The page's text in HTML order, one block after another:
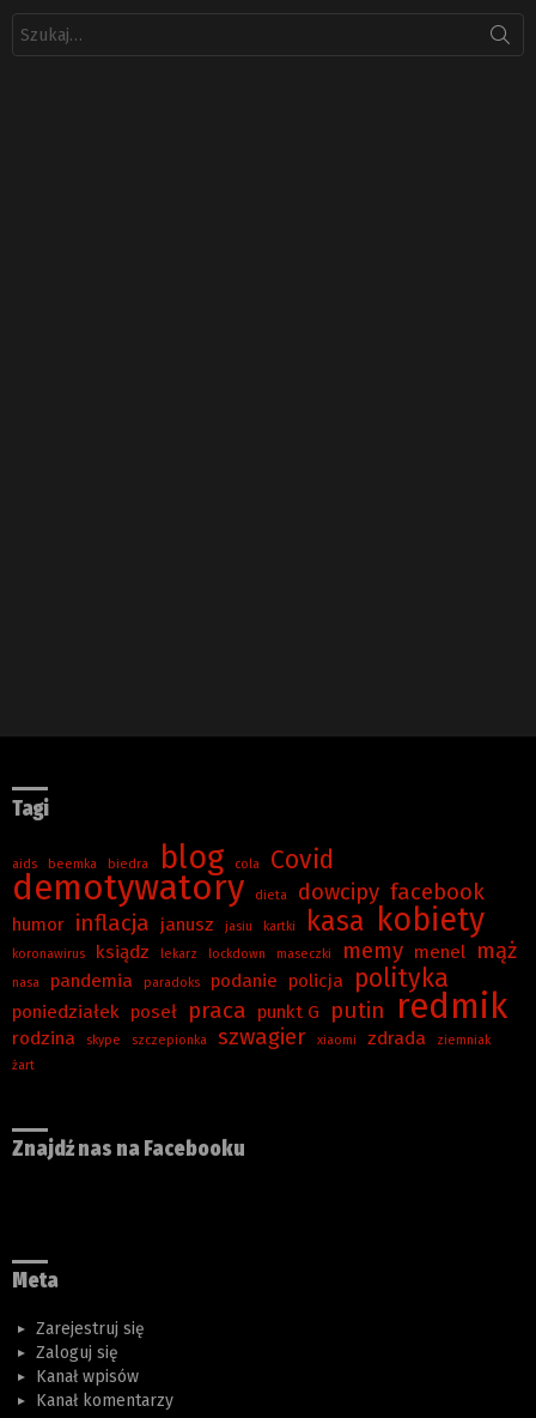
Tagi
aids beemka biedra blog cola Covid
demotywatory dieta dowcipy facebook
humor inflacja janusz jasiu kartki kasa kobiety
koronawirus ksiądz lekarz lockdown maseczki memy menel mąż
nasa pandemia paradoks podanie policja polityka
poniedziałek poseł praca punkt G putin redmik
rodzina skype szczepionka szwagier xiaomi zdrada
ziemniak
żart
Znajdź nas na Facebooku
Meta
Zarejestruj się
Zaloguj się
Kanał wpisów
Kanał komentarzy